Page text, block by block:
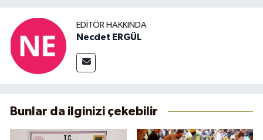
EDITÖR HAKKINDA
Necdet ERGÜL
Bunlar da ilginizi çekebilir